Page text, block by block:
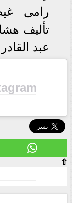
رامى
تأليف
عبد
⇧